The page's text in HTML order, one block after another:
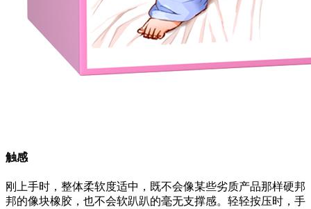
触感
刚上手时，整体柔软度适中，既不会像某些劣质产品那样硬邦
邦的像块橡胶，也不会软趴趴的毫无支撑感。轻轻按压时，手